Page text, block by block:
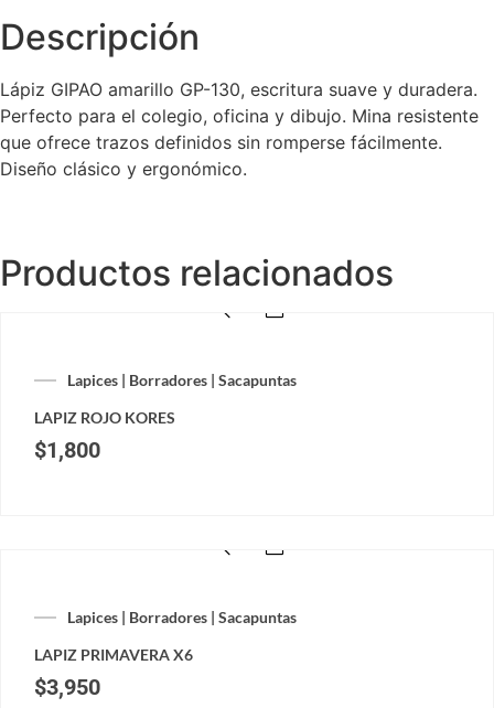
Descripción
Lápiz GIPAO amarillo GP-130, escritura suave y duradera.
Perfecto para el colegio, oficina y dibujo. Mina resistente
que ofrece trazos definidos sin romperse fácilmente.
Diseño clásico y ergonómico.
Productos relacionados
Lapices | Borradores | Sacapuntas
LAPIZ ROJO KORES
$1,800
Lapices | Borradores | Sacapuntas
LAPIZ PRIMAVERA X6
$3,950